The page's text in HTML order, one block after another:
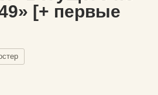
[+ первые